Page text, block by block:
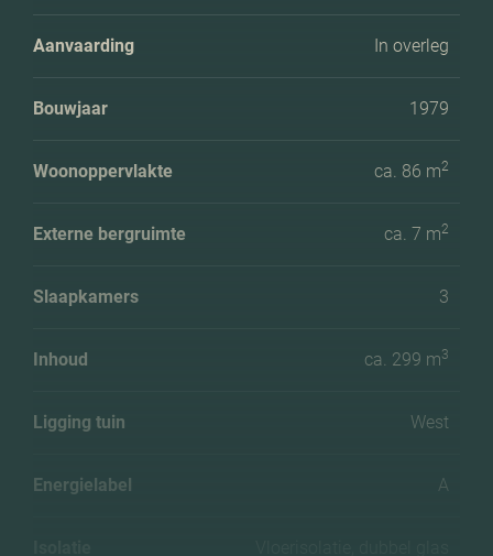
Aanvaarding In overleg
Bouwjaar 1979
Woonoppervlakte ca. 86 m2
Externe bergruimte ca. 7 m2
Slaapkamers 3
Inhoud ca. 299 m3
Ligging tuin West
Energielabel A